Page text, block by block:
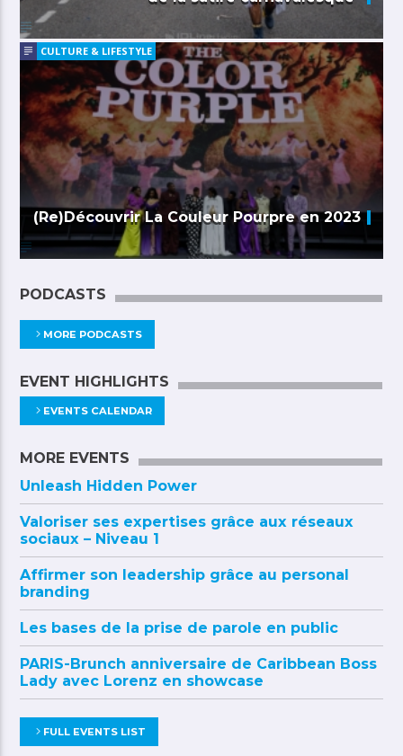
CULTURE & LIFESTYLE
(Re)Découvrir La Couleur Pourpre en 2023
PODCASTS
MORE PODCASTS
EVENT HIGHLIGHTS
EVENTS CALENDAR
MORE EVENTS
Unleash Hidden Power
Valoriser ses expertises grâce aux réseaux
sociaux – Niveau 1
Affirmer son leadership grâce au personal
branding
Les bases de la prise de parole en public
PARIS-Brunch anniversaire de Caribbean Boss
Lady avec Lorenz en showcase
FULL EVENTS LIST